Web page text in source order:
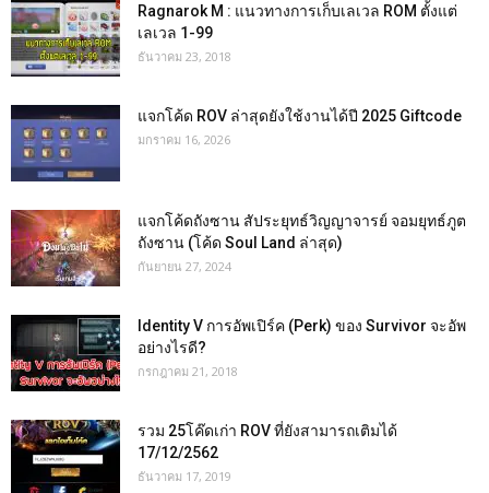
Ragnarok M : แนวทางการเก็บเลเวล ROM ตั้งแต่
เลเวล 1-99
ธันวาคม 23, 2018
แจกโค้ด ROV ล่าสุดยังใช้งานได้ปี 2025 Giftcode
มกราคม 16, 2026
แจกโค้ดถังซาน สัประยุทธ์วิญญาจารย์ จอมยุทธ์ภูต
ถังซาน (โค้ด Soul Land ล่าสุด)
กันยายน 27, 2024
Identity V การอัพเปิร์ค (Perk) ของ Survivor จะอัพ
อย่างไรดี?
กรกฎาคม 21, 2018
รวม 25โค๊ดเก่า ROV ที่ยังสามารถเติมได้
17/12/2562
ธันวาคม 17, 2019